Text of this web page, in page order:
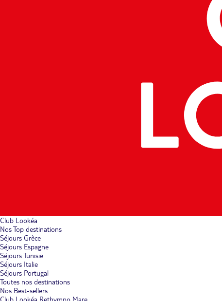
Club Lookéa
Nos Top destinations
Séjours Grèce
Séjours Espagne
Séjours Tunisie
Séjours Italie
Séjours Portugal
Toutes nos destinations
Nos Best-sellers